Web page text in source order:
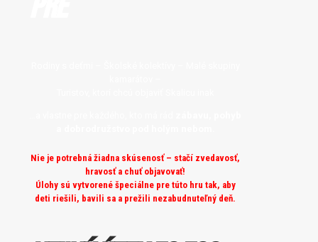
Nie je potrebná žiadna skúsenosť – stačí zvedavosť,
hravosť a chuť objavovať!
Úlohy sú vytvorené špeciálne pre túto hru tak, aby
deti riešili, bavili sa a prežili nezabudnuteľný deň.